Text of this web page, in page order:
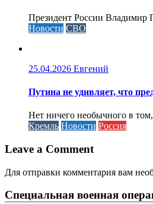
Президент России Владимир
Новости СВО
25.04.2026 Евгений
Путина не удивляет, что
Нет ничего необычного в
Кремль Новости Россия
Leave a Comment
Для отправки комментария вам
Специальная военная